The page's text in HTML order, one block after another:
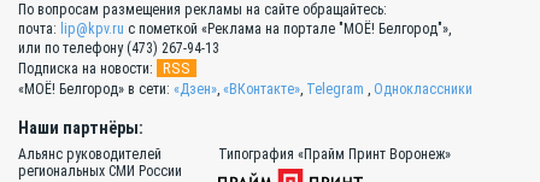
По вопросам размещения рекламы на сайте обращайтесь:
почта: lip@kpv.ru с пометкой «Реклама на портале "МОЁ! Белгород"»,
или по телефону (473) 267-94-13
Подписка на новости:
RSS
«МОЁ! Белгород» в сети: «Дзен», «ВКонтакте», Telegram , Одноклассники
Наши партнёры:
Альянс руководителей
региональных СМИ России
Типография «Прайм Принт Воронеж»